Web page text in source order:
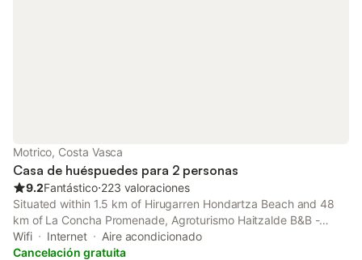
Motrico, Costa Vasca
Casa de huéspuedes para 2 personas
9.2Fantástico⋅223 valoraciones
Situated within 1.5 km of Hirugarren Hondartza Beach and 48
km of La Concha Promenade, Agroturismo Haitzalde B&B -
Adults Only features rooms with air conditioning and a private
bathroom in Mutriku.
Wifi Internet
Aire acondicionado
Cancelación gratuita